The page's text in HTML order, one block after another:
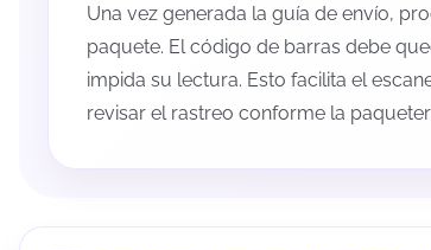
Una vez generada la guía de envío,
paquete. El código de barras debe
impida su lectura. Esto facilita el
revisar el rastreo conforme la